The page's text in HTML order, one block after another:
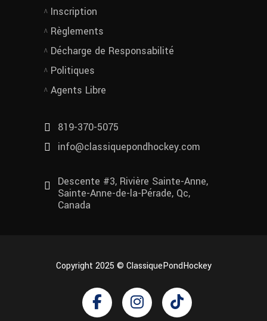
Inscription
Règlements
Décharge de Responsabilité
Politiques
Agents Libre
819-370-5075
info@classiquepondhockey.com
Descente #3, Rivière Sainte-Anne,
Sainte-Anne-de-la-Pérade, Qc,
Canada
Copyright 2025 © ClassiquePondHockey